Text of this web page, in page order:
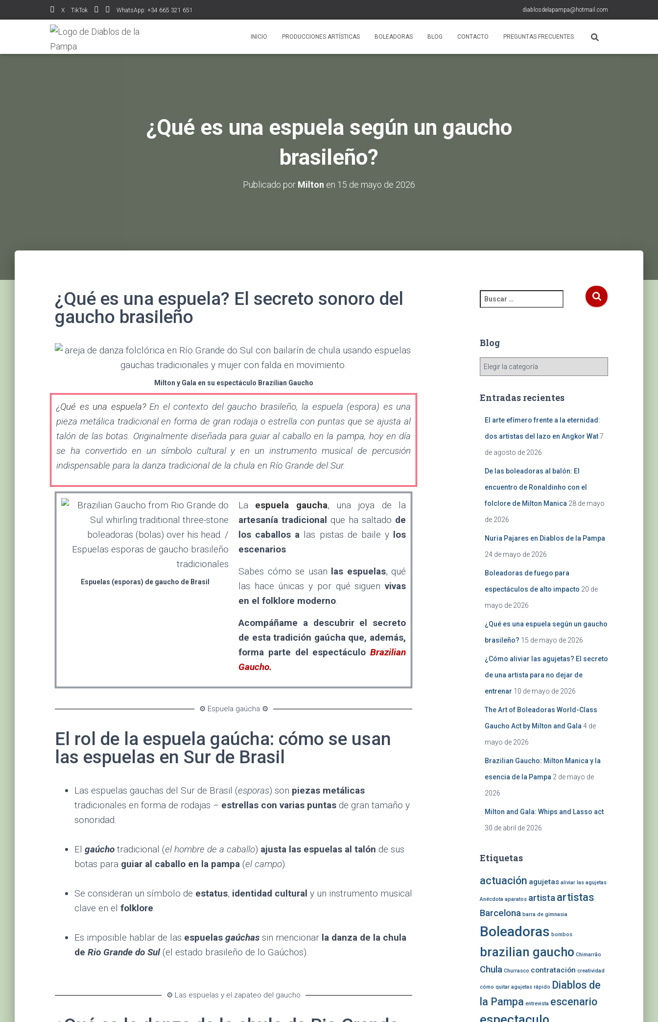
diablosdelapampa@hotmail.com
X TikTok WhatsApp: +34 665 321 651
INICIO PRODUCCIONES ARTÍSTICAS BOLEADORAS BLOG CONTACTO PREGUNTAS FRECUENTES
¿Qué es una espuela según un gaucho
brasileño?
Publicado por Milton en 15 de mayo de 2026
¿Qué es una espuela? El secreto sonoro del
gaucho brasileño
Milton y Gala en su espectáculo Brazilian Gaucho
¿Qué es una espuela? En el contexto del gaucho brasileño, la espuela (espora) es una
pieza metálica tradicional en forma de gran rodaja o estrella con puntas que se ajusta al
talón de las botas. Originalmente diseñada para guiar al caballo en la pampa, hoy en día
se ha convertido en un símbolo cultural y en un instrumento musical de percusión
indispensable para la danza tradicional de la chula en Río Grande del Sur.
Espuelas (esporas) de gaucho de Brasil
La espuela gaucha, una joya de la
artesanía tradicional que ha saltado de
los caballos a las pistas de baile y los
escenarios.
Sabes cómo se usan las espuelas, qué
las hace únicas y por qué siguen vivas
en el folklore moderno.
Acompáñame a descubrir el secreto
de esta tradición gaúcha que, además,
forma parte del espectáculo Brazilian
Gaucho.
⚙️ Espuela gaúcha ⚙️
El rol de la espuela gaúcha: cómo se usan
las espuelas en Sur de Brasil
Las espuelas gauchas del Sur de Brasil (esporas) son piezas metálicas
tradicionales en forma de rodajas – estrellas con varias puntas de gran tamaño y
sonoridad.
El gaúcho tradicional (el hombre de a caballo) ajusta las espuelas al talón de sus
botas para guiar al caballo en la pampa (el campo).
Se consideran un símbolo de estatus, identidad cultural y un instrumento musical
clave en el folklore.
Es imposible hablar de las espuelas gaúchas sin mencionar la danza de la chula
de Rio Grande do Sul(el estado brasileño de lo Gaúchos).
⚙️ Las espuelas y el zapateo del gaucho
Blog
Entradas recientes
El arte efímero frente a la eternidad:
dos artistas del lazo en Angkor Wat 7
de agosto de 2026
De las boleadoras al balón: El
encuentro de Ronaldinho con el
folclore de Milton Manica 28 de mayo
de 2026
Nuria Pajares en Diablos de la Pampa
24 de mayo de 2026
Boleadoras de fuego para
espectáculos de alto impacto 20 de
mayo de 2026
¿Qué es una espuela según un gaucho
brasileño? 15 de mayo de 2026
¿Cómo aliviar las agujetas? El secreto
de una artista para no dejar de
entrenar 10 de mayo de 2026
The Art of Boleadoras World-Class
Gaucho Act by Milton and Gala 4 de
mayo de 2026
Brazilian Gaucho: Milton Manica y la
esencia de la Pampa 2 de mayo de
2026
Milton and Gala: Whips and Lasso act
30 de abril de 2026
Etiquetas
actuación agujetas aliviar las agujetas
Anécdota aparatos artista artistas
Barcelona barra de gimnasia
Boleadoras bombos
brazilian gaucho Chimarrão
Chula Churrasco contratación creatividad
cómo quitar agujetas rápido Diablos de
la Pampa entrevista escenario